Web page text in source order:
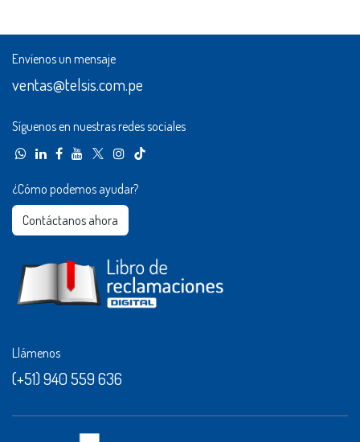
Envíenos un mensaje
ventas@telsis.com.pe
Síguenos en nuestras redes sociales
¿Cómo podemos ayudar?
Contáctanos ahora​​
Llámenos
(+51) 940 559 636